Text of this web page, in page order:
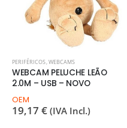
PERIFÉRICOS,WEBCAMS
WEBCAM PELUCHE LEÃO
2.0M – USB – NOVO
OEM
19,17 € (IVA Incl.)